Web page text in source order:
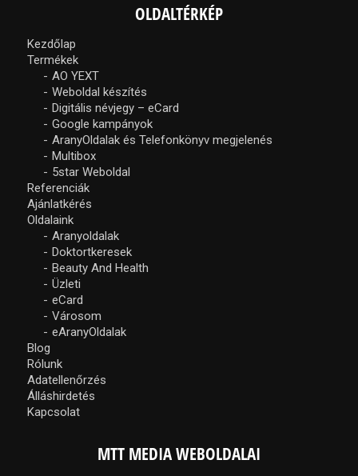
OLDALTÉRKÉP
Kezdőlap
Termékek
AO YEXT
Weboldal készítés
Digitális névjegy – eCard
Google kampányok
AranyOldalak és Telefonkönyv megjelenés
Multibox
5star Weboldal
Referenciák
Ajánlatkérés
Oldalaink
Aranyoldalak
Doktortkeresek
Beauty And Health
Üzleti
eCard
Városom
eAranyOldalak
Blog
Rólunk
Adatellenőrzés
Álláshirdetés
Kapcsolat
MTT MEDIA WEBOLDALAI